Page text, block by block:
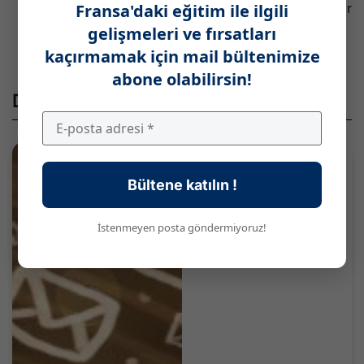
rahatsızlık belirtileriniz varsa 3114 hattını arayabilir
www.3114.fradresini ziyaret edebilirsiniz.
Hat 7 gün 24 saat ücretsiz hizmet verir.
Diğer Paylaşımlar
Fransa'daki eğitim ile ilgili
gelişmeleri ve fırsatları
kaçırmamak için mail bültenimize
abone olabilirsin!
Bültene katılın !
İstenmeyen posta göndermiyoruz!